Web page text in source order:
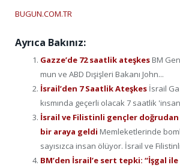
BUGUN.COM.TR
Ayrıca Bakınız:
Gazze’de 72 saatlik ateşkes BM
mun ve ABD Dışişleri Bakanı John...
İsrail’den 7 Saatlik Ateşkes İsrail
kısmında geçerli olacak 7 saatlik
İsrail ve Filistinli gençler
bir araya geldi Memleketlerinde
sayısızca insan ölüyor. İsrail ve
BM’den İsrail’e sert tepki: “İşgal